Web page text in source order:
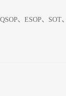
、ESOP、